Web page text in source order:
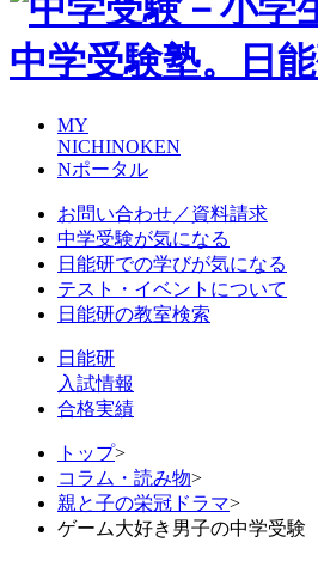
MY
NICHINOKEN
Nポータル
お問い合わせ／資料請求
中学受験が気になる
日能研での学びが気になる
テスト・イベントについて
日能研の教室検索
日能研
入試情報
合格実績
トップ>
コラム・読み物>
親と子の栄冠ドラマ>
ゲーム大好き男子の中学受験